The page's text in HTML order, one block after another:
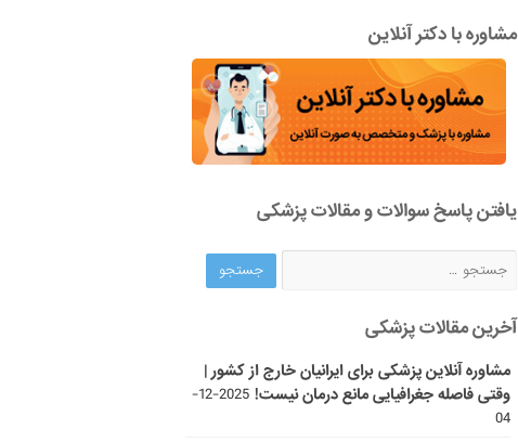
مشاوره با دکتر آنلاین
یافتن پاسخ سوالات و مقالات پزشکی
آخرین مقالات پزشکی
مشاوره آنلاین پزشکی برای ایرانیان خارج از کشور |
وقتی فاصله جغرافیایی مانع درمان نیست!
2025-12-
04